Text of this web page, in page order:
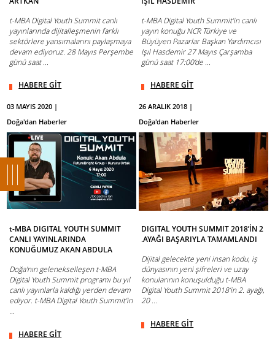
t-MBA Digital Youth Summit canlı
yayınlarında dijitalleşmenin farklı
sektörlere yansımalarını paylaşmaya
devam ediyoruz. 28 Mayıs Perşembe
günü saat ...
HABERE GİT
t-MBA Digital Youth Summit’in canlı
yayın konuğu NCR Türkiye ve
Büyüyen Pazarlar Başkan Yardımcısı
Işıl Hasdemir 27 Mayıs Çarşamba
günü saat 17:00’de ...
HABERE GİT
03 MAYIS 2020 |
Doğa'dan Haberler
t-MBA DIGITAL YOUTH SUMMIT
CANLI YAYINLARINDA
KONUĞUMUZ AKAN ABDULA
Doğa'nın gelenekselleşen t-MBA
Digital Youth Summit programı bu yıl
canlı yayınlarla kaldığı yerden devam
ediyor. t-MBA Digital Youth Summit’in
...
HABERE GİT
26 ARALIK 2018 |
Doğa'dan Haberler
DIGITAL YOUTH SUMMIT 2018’İN 2
.AYAĞI BAŞARIYLA TAMAMLANDI
Dijital gelecekte yeni insan kodu, iş
dünyasının yeni şifreleri ve uzay
konularının konuşulduğu t-MBA
Digital Youth Summit 2018’in 2. ayağı,
20 ...
HABERE GİT